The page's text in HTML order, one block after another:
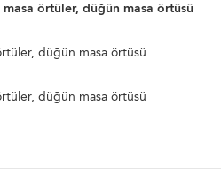
örtüler, düğün masa örtüsü
düğün masa örtüsü
düğün masa örtüsü